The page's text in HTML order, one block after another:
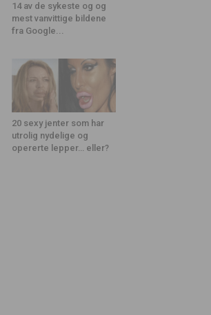
14 av de sykeste og og
mest vanvittige bildene
fra Google...
20 sexy jenter som har
utrolig nydelige og
opererte lepper… eller?